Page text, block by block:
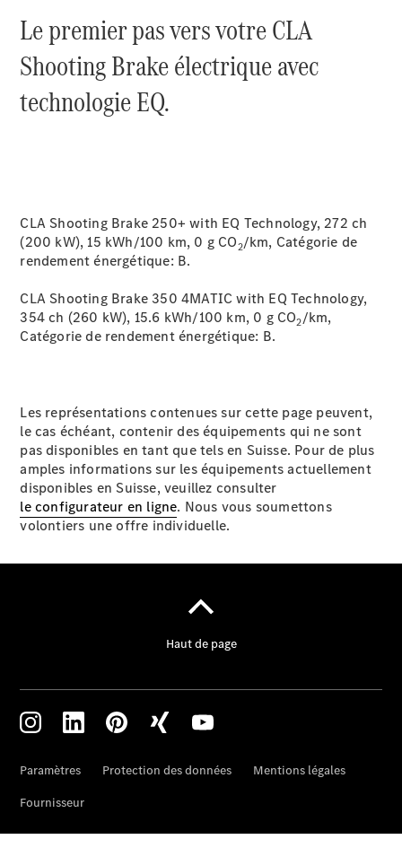
Prendre
rendez-
l'atelier
À notre sujet
L'entreprise
Interlocuteur
Sites et
horaires
l'atelier
Le premier pas vers votre CLA
Shooting Brake électrique avec
technologie EQ.
CLA Shooting Brake 250+ with EQ Technology, 272 ch
(200 kW), 15 kWh/100 km, 0 g CO2/km, Catégorie de
rendement énergétique: B.
CLA Shooting Brake 350 4MATIC with EQ Technology,
354 ch (260 kW), 15.6 kWh/100 km, 0 g CO2/km,
Catégorie de rendement énergétique: B.
Les représentations contenues sur cette page peuvent,
le cas échéant, contenir des équipements qui ne sont
pas disponibles en tant que tels en Suisse. Pour de plus
amples informations sur les équipements actuellement
disponibles en Suisse, veuillez consulter
le configurateur en ligne. Nous vous soumettons
volontiers une offre individuelle.